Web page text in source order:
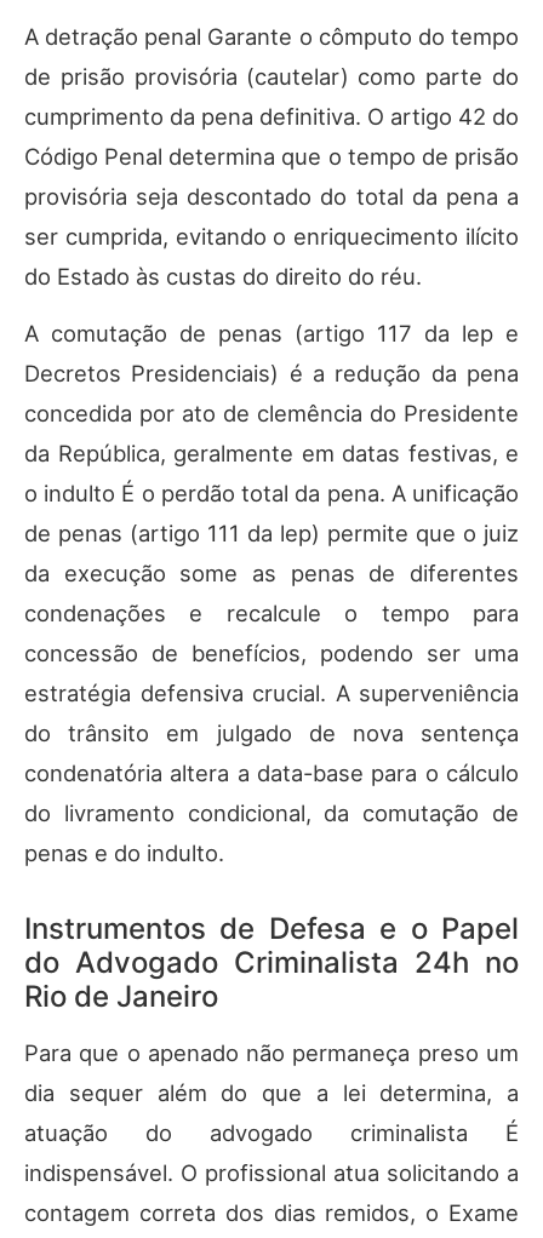
A detração penal Garante o cômputo do tempo
de prisão provisória (cautelar) como parte do
cumprimento da pena definitiva. O artigo 42 do
Código Penal determina que o tempo de prisão
provisória seja descontado do total da pena a
ser cumprida, evitando o enriquecimento ilícito
do Estado às custas do direito do réu.
A comutação de penas (artigo 117 da lep e
Decretos Presidenciais) é a redução da pena
concedida por ato de clemência do Presidente
da República, geralmente em datas festivas, e
o indulto É o perdão total da pena. A unificação
de penas (artigo 111 da lep) permite que o juiz
da execução some as penas de diferentes
condenações e recalcule o tempo para
concessão de benefícios, podendo ser uma
estratégia defensiva crucial. A superveniência
do trânsito em julgado de nova sentença
condenatória altera a data-base para o cálculo
do livramento condicional, da comutação de
penas e do indulto.
Instrumentos de Defesa e o Papel
do Advogado Criminalista 24h no
Rio de Janeiro
Para que o apenado não permaneça preso um
dia sequer além do que a lei determina, a
atuação do advogado criminalista É
indispensável. O profissional atua solicitando a
contagem correta dos dias remidos, o Exame